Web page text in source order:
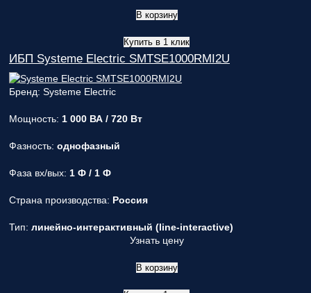
В корзину
Купить в 1 клик
ИБП Systeme Electric SMTSE1000RMI2U
Бренд: Systeme Electric
Мощность: 1 000 ВА / 720 Вт
Фазность: однофазный
Фаза вх/вых: 1 Ф / 1 Ф
Страна производства: Россия
Тип: линейно-интерактивный (line-interactive)
Узнать цену
В корзину